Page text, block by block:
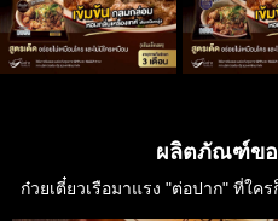
ผลิตภัณฑ์ขอ
ก๋วยเตี๋ยวเรือมาแรง "ต่อปาก" ที่ใ